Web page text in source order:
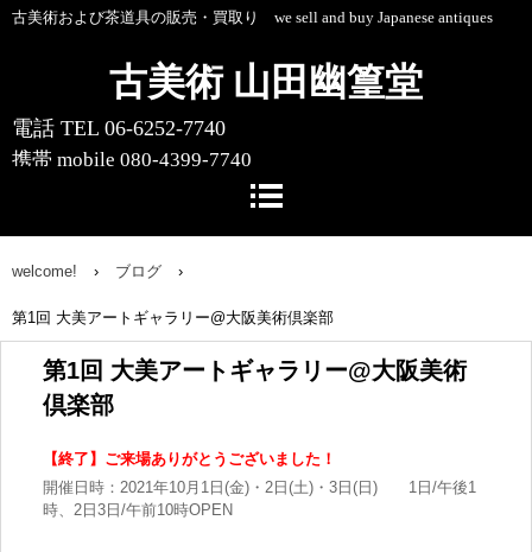
古美術 山田幽篁堂
古美術および茶道具の販売・買取り we sell and buy Japanese antiques
電話 TEL 06-6252-7740
携帯 mobile 080-4399-7740
〒541-0055 大阪市中央区船場中央4-1-
10 船場センタービル10号館1階
welcome! › ブログ ›
第1回 大美アートギャラリー@大阪美術倶楽部
第1回 大美アートギャラリー@大阪美術
倶楽部
【終了】ご来場ありがとうございました！
開催日時：2021年10月1日(金)・2日(土)・3日(日) 1日/午後1
時、2日3日/午前10時OPEN